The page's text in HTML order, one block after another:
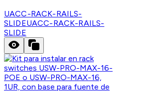
UACC-RACK-RAILS-
SLIDEUACC-RACK-RAILS-
SLIDE